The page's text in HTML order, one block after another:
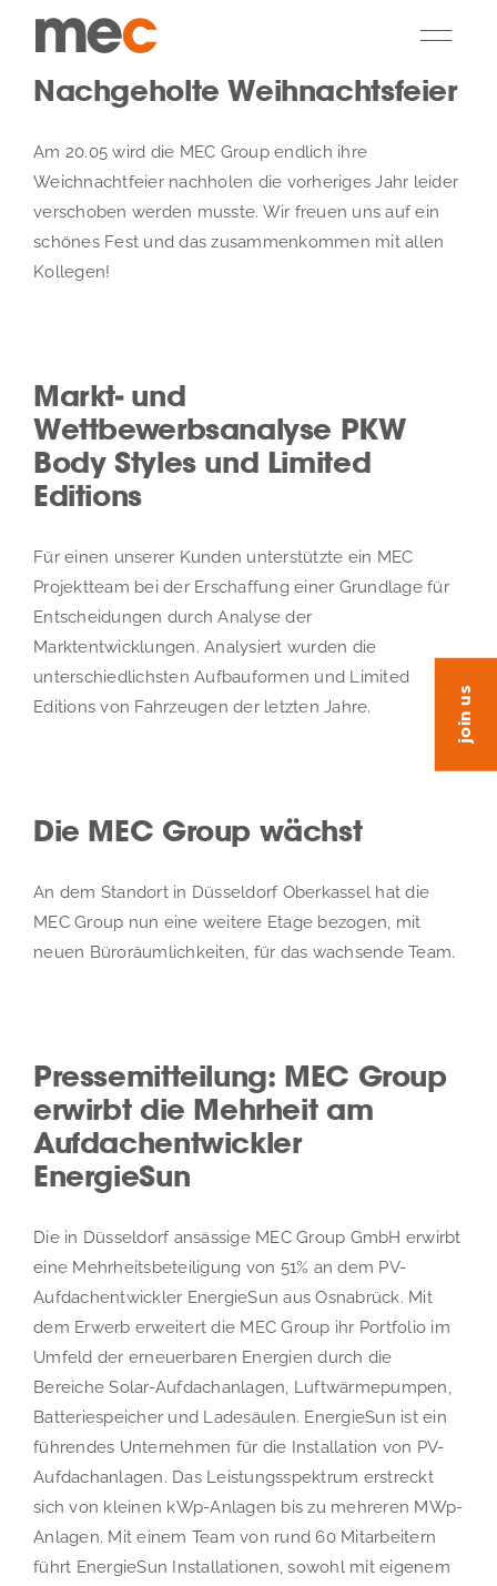
Zum
springen
MEC Group
Management Consulting
Kunden
Kontakt
EN
Nachgeholte Weihnachtsfeier
Am 20.05 wird die MEC Group endlich ihre
Weichnachtfeier nachholen die vorheriges Jahr leider
verschoben werden musste. Wir freuen uns auf ein
schönes Fest und das zusammenkommen mit allen
Kollegen!
Markt- und
Wettbewerbsanalyse PKW
Body Styles und Limited
Editions
Für einen unserer Kunden unterstützte ein MEC
Projektteam bei der Erschaffung einer Grundlage für
Entscheidungen durch Analyse der
Marktentwicklungen. Analysiert wurden die
unterschiedlichsten Aufbauformen und Limited
Editions von Fahrzeugen der letzten Jahre.
Die MEC Group wächst
An dem Standort in Düsseldorf Oberkassel hat die
MEC Group nun eine weitere Etage bezogen, mit
neuen Büroräumlichkeiten, für das wachsende Team.
Pressemitteilung: MEC Group
erwirbt die Mehrheit am
Aufdachentwickler
EnergieSun
Die in Düsseldorf ansässige MEC Group GmbH erwirbt
eine Mehrheitsbeteiligung von 51% an dem PV-
Aufdachentwickler EnergieSun aus Osnabrück. Mit
dem Erwerb erweitert die MEC Group ihr Portfolio im
Umfeld der erneuerbaren Energien durch die
Bereiche Solar-Aufdachanlagen, Luftwärmepumpen,
Batteriespeicher und Ladesäulen. EnergieSun ist ein
führendes Unternehmen für die Installation von PV-
Aufdachanlagen. Das Leistungsspektrum erstreckt
sich von kleinen kWp-Anlagen bis zu mehreren MWp-
Anlagen. Mit einem Team von rund 60 Mitarbeitern
führt EnergieSun Installationen, sowohl mit eigenem
join us